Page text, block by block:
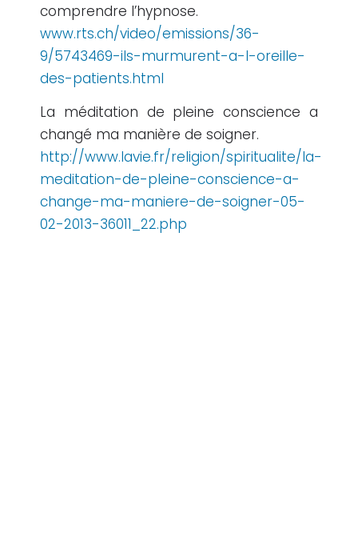
comprendre l’hypnose.
www.rts.ch/video/emissions/36-
9/5743469-ils-murmurent-a-l-oreille-
des-patients.html
La méditation de pleine conscience a
changé ma manière de soigner.
http://www.lavie.fr/religion/spiritualite/la-
meditation-de-pleine-conscience-a-
change-ma-maniere-de-soigner-05-
02-2013-36011_22.php